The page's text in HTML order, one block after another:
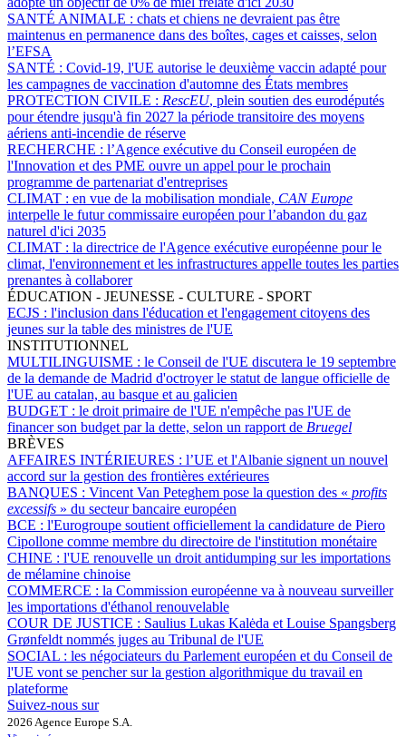
SANTÉ ANIMALE : chats et chiens ne devraient pas être
maintenus en permanence dans des boîtes, cages et caisses, selon
l’EFSA
SANTÉ : Covid-19, l'UE autorise le deuxième vaccin adapté pour
les campagnes de vaccination d'automne des États membres
PROTECTION CIVILE : RescEU, plein soutien des eurodéputés
pour étendre jusqu'à fin 2027 la période transitoire des moyens
aériens anti-incendie de réserve
RECHERCHE : l’Agence exécutive du Conseil européen de
l'Innovation et des PME ouvre un appel pour le prochain
programme de partenariat d'entreprises
CLIMAT : en vue de la mobilisation mondiale, CAN Europe
interpelle le futur commissaire européen pour l’abandon du gaz
naturel d'ici 2035
CLIMAT : la directrice de l'Agence exécutive européenne pour le
climat, l'environnement et les infrastructures appelle toutes les parties
prenantes à collaborer
ÉDUCATION - JEUNESSE - CULTURE - SPORT
ECJS : l'inclusion dans l'éducation et l'engagement citoyens des
jeunes sur la table des ministres de l'UE
INSTITUTIONNEL
MULTILINGUISME : le Conseil de l'UE discutera le 19 septembre
de la demande de Madrid d'octroyer le statut de langue officielle de
l'UE au catalan, au basque et au galicien
BUDGET : le droit primaire de l'UE n'empêche pas l'UE de
financer son budget par la dette, selon un rapport de Bruegel
BRÈVES
AFFAIRES INTÉRIEURES : l’UE et l'Albanie signent un nouvel
accord sur la gestion des frontières extérieures
BANQUES : Vincent Van Peteghem pose la question des « profits
excessifs » du secteur bancaire européen
BCE : l'Eurogroupe soutient officiellement la candidature de Piero
Cipollone comme membre du directoire de l'institution monétaire
CHINE : l'UE renouvelle un droit antidumping sur les importations
de mélamine chinoise
COMMERCE : la Commission européenne va à nouveau surveiller
les importations d'éthanol renouvelable
COUR DE JUSTICE : Saulius Lukas Kalėda et Louise Spangsberg
Grønfeldt nommés juges au Tribunal de l'UE
SOCIAL : les négociateurs du Parlement européen et du Conseil de
l'UE vont se pencher sur la gestion algorithmique du travail en
plateforme
Suivez-nous sur
2026 Agence Europe S.A.